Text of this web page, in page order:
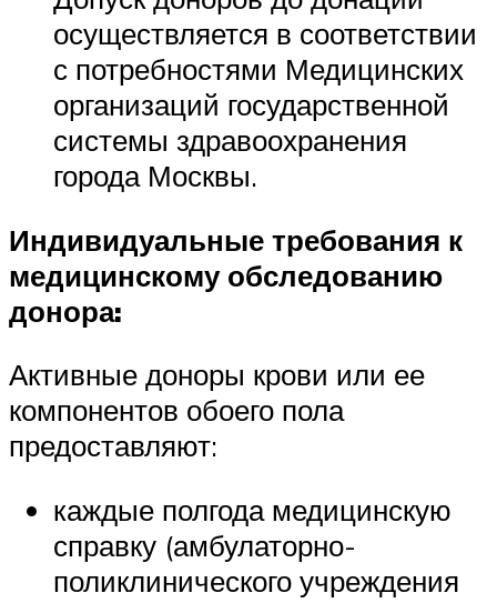
осуществляется в соответствии
с потребностями Медицинских
организаций государственной
системы здравоохранения
города Москвы.
Индивидуальные требования к
медицинскому обследованию
донора:
Активные доноры крови или ее
компонентов обоего пола
предоставляют:
каждые полгода медицинскую
справку (амбулаторно-
поликлинического учреждения